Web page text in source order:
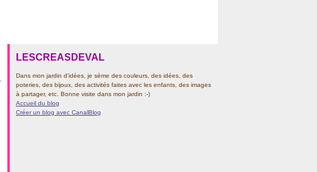
LESCREASDEVAL
Dans mon jardin d'idées, je sème des couleurs, des idées, des
poteries, des bijoux, des activités faites avec les enfants, des images
à partager, etc. Bonne visite dans mon jardin :-)
Accueil du blog
Créer un blog avec CanalBlog